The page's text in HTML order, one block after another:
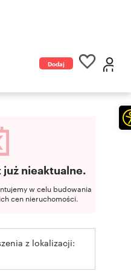
Dodaj
już nieaktualne.
w celu budowania
cen nieruchomości.
z lokalizacji: